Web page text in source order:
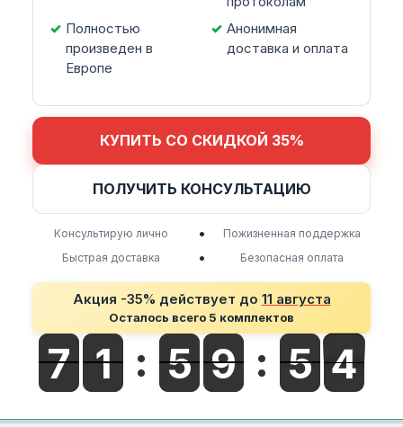
Полностью
произведен в
Европе
Анонимная
доставка и оплата
КУПИТЬ СО СКИДКОЙ 35%
ПОЛУЧИТЬ КОНСУЛЬТАЦИЮ
Консультирую лично •
Пожизненная поддержка
Быстрая доставка
• Безопасная оплата
Акция -35% действует до 11 августа
Осталось всего 5 комплектов